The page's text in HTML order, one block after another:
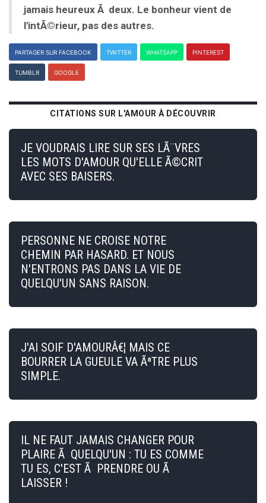
jamais heureux Ã deux. Le bonheur vient de
l'intÃ©rieur, pas des autres.
PARTAGER SUR FACEBOOK TWITTER WHATSAPP PINTEREST
TUMBLR GOOGLE
CITATIONS SUR L'AMOUR À DÉCOUVRIR
JE VOUDRAIS LIRE SUR SES LÃ¨VRES
LES MOTS D'AMOUR QU'ELLE Ã©CRIT
AVEC SES BAISERS.
PERSONNE NE CROISE NOTRE
CHEMIN PAR HASARD. ET NOUS
N'ENTRONS PAS DANS LA VIE DE
QUELQU'UN SANS RAISON.
J'AI SOIF D'AMOURÂ€¦ MAIS CE
BOURRER LA GUEULE VA ÃªTRE PLUS
SIMPLE.
IL NE FAUT JAMAIS CHANGER POUR
PLAIRE Ã QUELQU'UN : TU ES COMME
TU ES, C'EST Ã PRENDRE OU Ã
LAISSER !